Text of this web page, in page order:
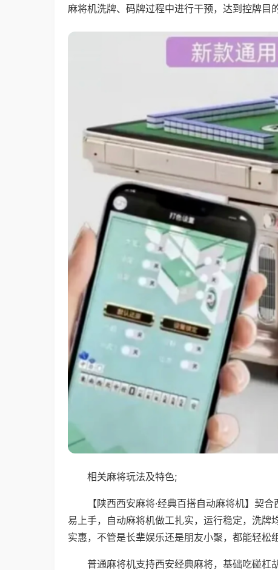
麻将机洗牌、码牌过程中进行干预，达到控牌目的
相关麻将玩法及特色;
【陕西西安麻将·经典百搭自动麻将机】契
易上手，自动麻将机做工扎实，运行稳定，洗牌
实惠，不管是长辈娱乐还是朋友小聚，都能轻松
普通麻将机支持西安经典麻将，基础吃碰杠